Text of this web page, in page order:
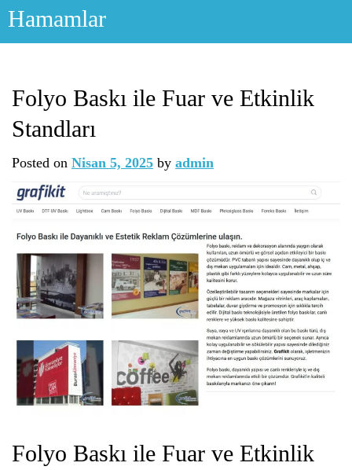
Skip
Hamamlar
Folyo Baskı ile Fuar ve Etkinlik
Standları
Posted on Nisan 5, 2025 by admin
Folyo Baskı ile Fuar ve Etkinlik